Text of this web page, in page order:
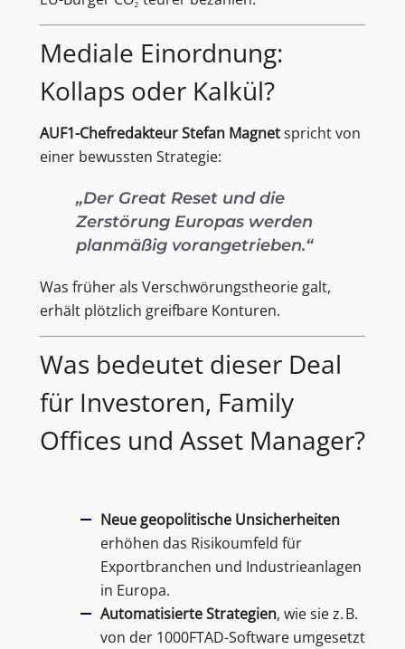
Mediale Einordnung:
Kollaps oder Kalkül?
AUF1-Chefredakteur Stefan Magnetspricht von
einer bewussten Strategie:
„Der Great Reset und die
Zerstörung Europas werden
planmäßig vorangetrieben.“
Was früher als Verschwörungstheorie galt,
erhält plötzlich greifbare Konturen.
Was bedeutet dieser Deal
für Investoren, Family
Offices und Asset Manager?
Neue geopolitische Unsicherheiten
erhöhen das Risikoumfeld für
Exportbranchen und Industrieanlagen
in Europa.
Automatisierte Strategien, wie sie z. B.
von der 1000FTAD-Software umgesetzt